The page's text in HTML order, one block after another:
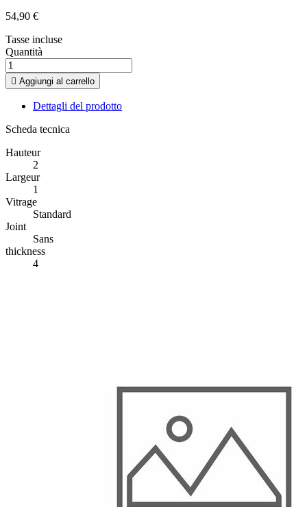
54,90 €
Tasse incluse
Quantità
 Aggiungi al carrello
Dettagli del prodotto
Scheda tecnica
Hauteur
2
Largeur
1
Vitrage
Standard
Joint
Sans
thickness
4